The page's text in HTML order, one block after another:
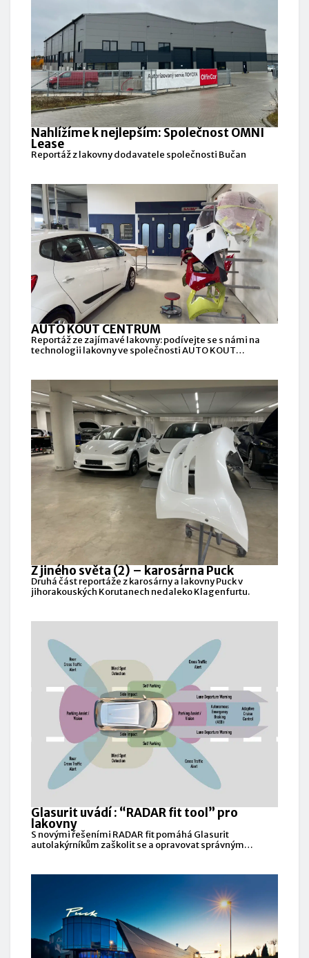
Nahlížíme k nejlepším: Společnost OMNI
Lease
Reportáž z lakovny dodavatele společnosti Bučan
AUTO KOUT CENTRUM
Reportáž ze zajímavé lakovny: podívejte se s námi na
technologii lakovny ve společnosti AUTO KOUT
Z jiného světa (2) – karosárna Puck
Druhá část reportáže z karosárny a lakovny Puck v
jihorakouských Korutanech nedaleko Klagenfurtu.
Glasurit uvádí : “RADAR fit tool” pro
lakovny
S novými řešeními RADAR fit pomáhá Glasurit
autolakýrníkům zaškolit se a opravovat správným